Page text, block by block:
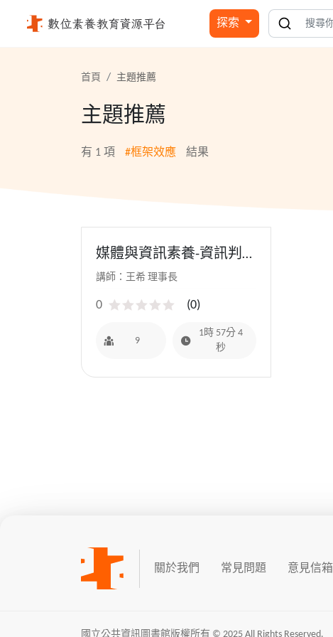
探索
首頁 主題推薦
主題推薦
有 1 項 #框架效應 結果
媒體與資訊素養-資訊判
讀 - 111教師研習(寒假場)
講師：王希 理事長
0 (0)
9
1時 57分 4
秒
關於我們 常見問題 意見信箱
國立公共資訊圖書館版權所有 © 2025 All Rights Reserved.